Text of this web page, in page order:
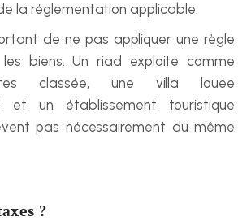
la réglementation applicable.
de ne pas appliquer une règle
biens. Un riad exploité comme
classée, une villa louée
et un établissement touristique
pas nécessairement du même
?